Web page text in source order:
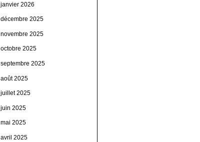
janvier 2026
décembre 2025
novembre 2025
octobre 2025
septembre 2025
août 2025
juillet 2025
juin 2025
mai 2025
avril 2025